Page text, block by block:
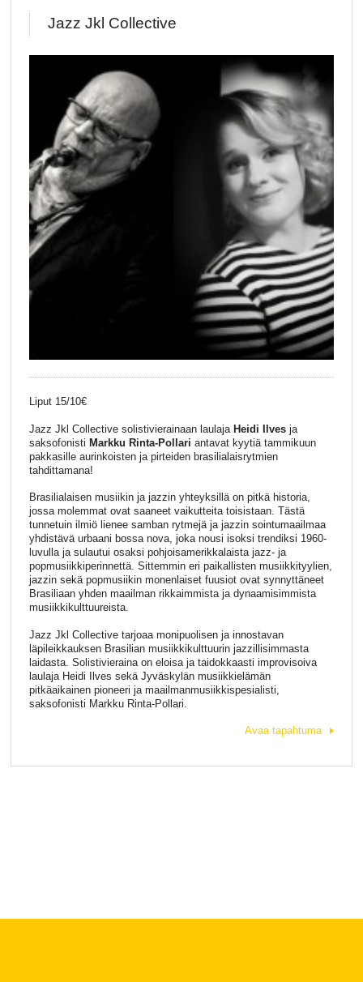
Jazz Jkl Collective
Liput 15/10€
Jazz Jkl Collective solistivierainaan laulaja Heidi Ilvesja
saksofonisti Markku Rinta-Pollari antavat kyytiä tammikuun
pakkasille aurinkoisten ja pirteiden brasilialaisrytmien
tahdittamana!
Brasilialaisen musiikin ja jazzin yhteyksillä on pitkä historia,
jossa molemmat ovat saaneet vaikutteita toisistaan. Tästä
tunnetuin ilmiö lienee samban rytmejä ja jazzin sointumaailmaa
yhdistävä urbaani bossa nova, joka nousi isoksi trendiksi 1960-
luvulla ja sulautui osaksi pohjoisamerikkalaista jazz- ja
popmusiikkiperinnettä. Sittemmin eri paikallisten musiikkityylien,
jazzin sekä popmusiikin monenlaiset fuusiot ovat synnyttäneet
Brasiliaan yhden maailman rikkaimmista ja dynaamisimmista
musiikkikulttuureista.
Jazz Jkl Collective tarjoaa monipuolisen ja innostavan
läpileikkauksen Brasilian musiikkikulttuurin jazzillisimmasta
laidasta. Solistivieraina on eloisa ja taidokkaasti improvisoiva
laulaja Heidi Ilves sekä Jyväskylän musiikkielämän
pitkäaikainen pioneeri ja maailmanmusiikkispesialisti,
saksofonisti Markku Rinta-Pollari.
Avaa tapahtuma